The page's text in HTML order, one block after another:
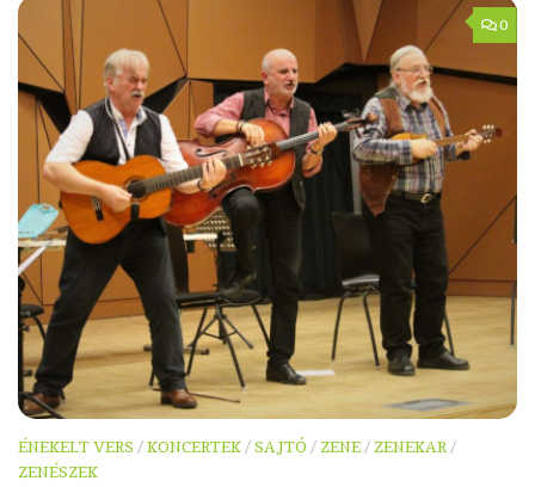
0
ÉNEKELT VERS /KONCERTEK/SAJTÓ / ZENE/ ZENEKAR/
ZENÉSZEK